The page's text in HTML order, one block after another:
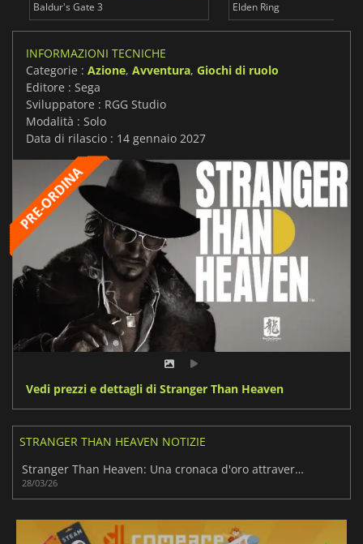
Baldur's Gate 3 Elden Ring
INFORMAZIONI TECNICHE
Categorie : Azione, Avventura, Giochi di ruolo
Editore : Sega
Sviluppatore : RGG Studio
Modalità : Solo
Data di rilascio : 14 gennaio 2027
Vedi prezzi e dettagli di Stranger Than Heaven
STRANGER THAN HEAVEN NOTIZIE
Stranger Than Heaven: Una cronaca d'oro attraverso cinque epoche
28/03/26